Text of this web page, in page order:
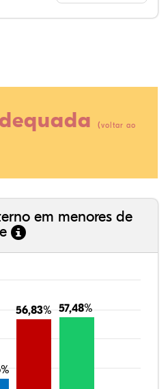
(voltar ao
em menores de
56,83%
56,83% 57,48%
57,48%